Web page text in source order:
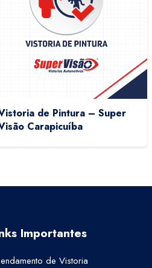
de Pintura – Super
Carapicuíba
Importantes
de Vistoria